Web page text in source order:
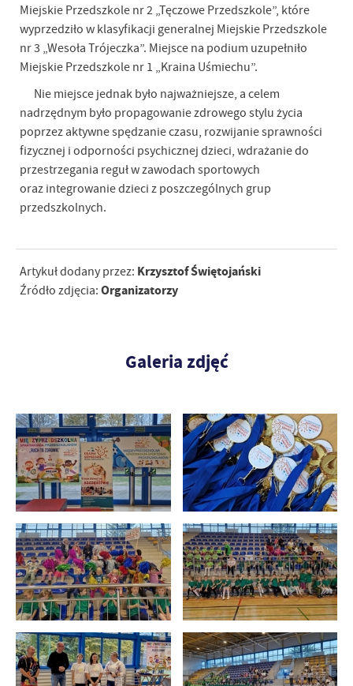
Miejskie Przedszkole nr 2 „Tęczowe Przedszkole”, które
wyprzedziło w klasyfikacji generalnej Miejskie Przedszkole
nr 3 „Wesoła Trójeczka”. Miejsce na podium uzupełniło
Miejskie Przedszkole nr 1 „Kraina Uśmiechu”.
Nie miejsce jednak było najważniejsze, a celem
nadrzędnym było propagowanie zdrowego stylu życia
poprzez aktywne spędzanie czasu, rozwijanie sprawności
fizycznej i odporności psychicznej dzieci, wdrażanie do
przestrzegania reguł w zawodach sportowych
oraz integrowanie dzieci z poszczególnych grup
przedszkolnych.
Artykuł dodany przez: Krzysztof Świętojański
Źródło zdjęcia: Organizatorzy
Galeria zdjęć